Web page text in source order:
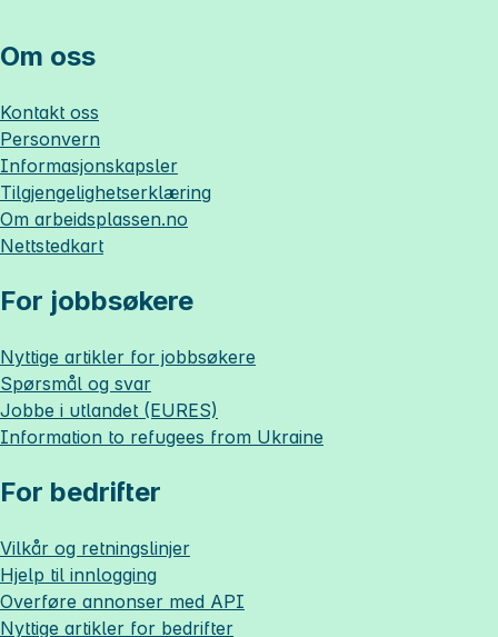
Om oss
Kontakt oss
Personvern
Informasjonskapsler
Tilgjengelighetserklæring
Om arbeidsplassen.no
Nettstedkart
For jobbsøkere
Nyttige artikler for jobbsøkere
Spørsmål og svar
Jobbe i utlandet (EURES)
Information to refugees from Ukraine
For bedrifter
Vilkår og retningslinjer
Hjelp til innlogging
Overføre annonser med API
Nyttige artikler for bedrifter